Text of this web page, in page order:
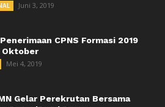
Juni 3, 2019
CPNS Formasi 2019
Oktober
Mei 4, 2019
Gelar Perekrutan Bersama